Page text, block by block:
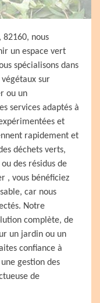
82160, nous
un espace vert
spécialisons dans
sur
ou un
services adaptés à
et
rapidement et
déchets verts,
des résidus de
, vous bénéficiez
car nous
Notre
complète, de
un jardin ou un
confiance à
gestion des
de